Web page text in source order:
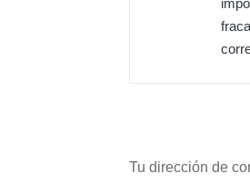
Tu dirección de